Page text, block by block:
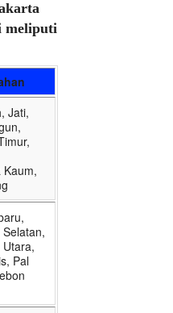
meliputi
Jati,
Kaum,
Utara,
Pal